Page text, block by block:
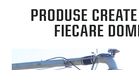
PRODUSE
FIECARE